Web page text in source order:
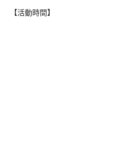
【活動時間】